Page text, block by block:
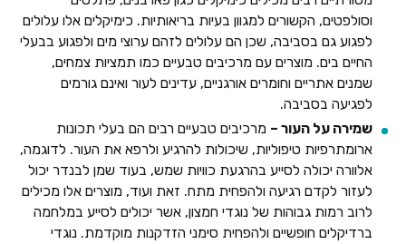
וסולפטים, הקשורים למגוון בעיות בריאותיות. כימיקלים אלו עלולים
לפגוע גם בסביבה, שכן הם עלולים לזהם ערוצי מים ולפגוע בבעלי
החיים בים. מוצרים עם מרכיבים טבעיים כמו תמציות צמחים,
שמנים אתריים וחומרים אורגניים, עדינים לעור ואינם גורמים
לפגיעה בסביבה.
שמירה על העור – מרכיבים טבעיים רבים הם בעלי תכונות
ארומתרפיות טיפוליות, שיכולות להרגיע ולרפא את העור. לדוגמה,
אלוורה יכולה לסייע בהרגעת כוויות שמש, בעוד שמן לבנדר יכול
לעזור לקדם רגיעה ולהפחית מתח. זאת ועוד, מוצרים אלו מכילים
לרוב רמות גבוהות של נוגדי חמצון, אשר יכולים לסייע במלחמה
ברדיקלים חופשיים ולהפחית סימני הזדקנות מוקדמת. נוגדי